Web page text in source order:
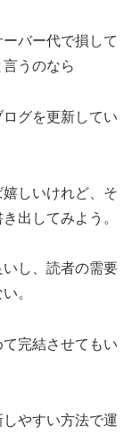
バー代で損して
うのなら
グを更新してい
しいけれど、そ
出してみよう。
し、読者の需要
。
完結させてもい
やすい方法で運